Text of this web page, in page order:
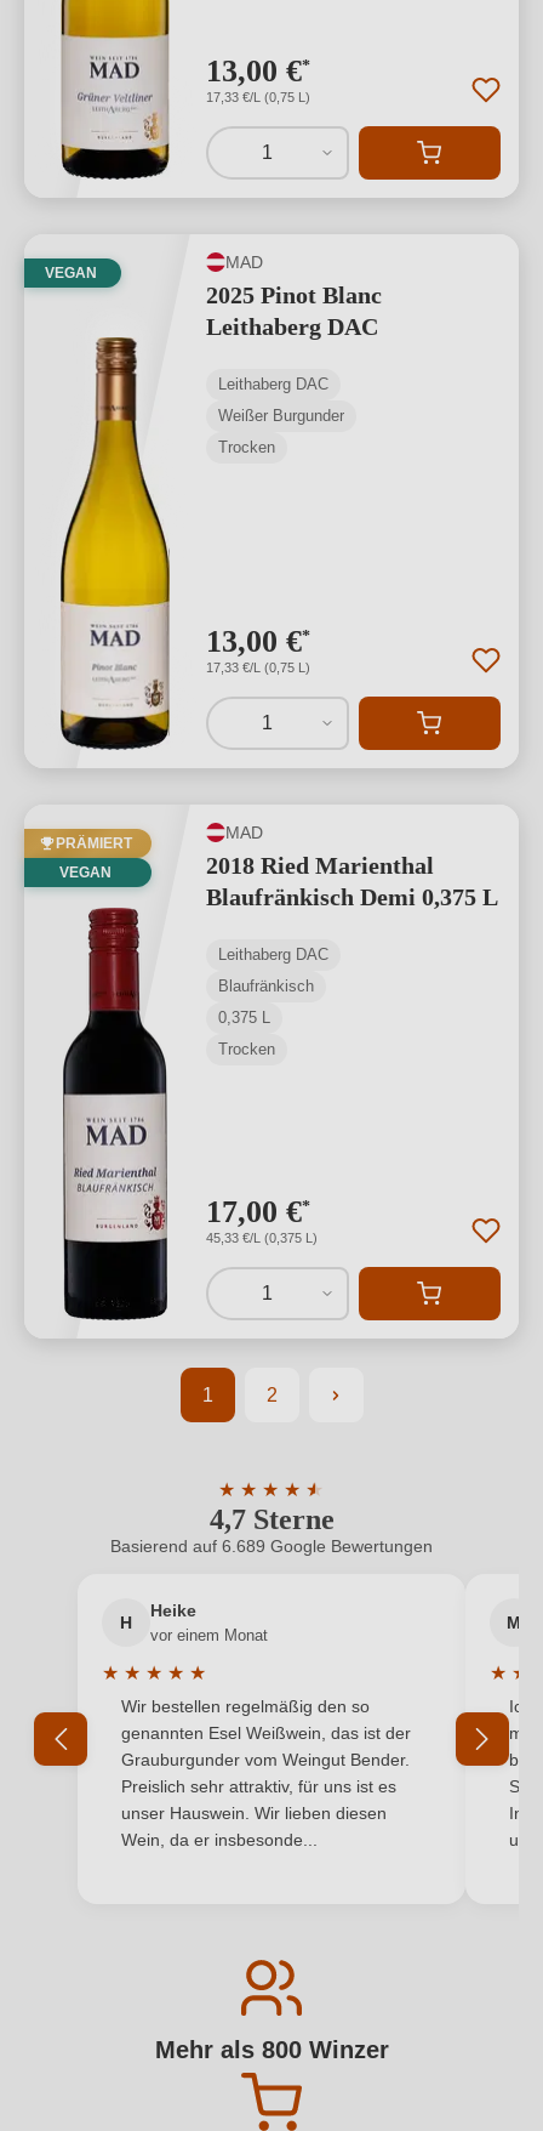
13,00 €*
17,33 €/L (0,75 L)
1
VEGAN
MAD
2025 Pinot Blanc
Leithaberg DAC
Leithaberg DAC
Weißer Burgunder
Trocken
13,00 €*
17,33 €/L (0,75 L)
1
PRÄMIERT
VEGAN
MAD
2018 Ried Marienthal
Blaufränkisch Demi 0,375 L
Leithaberg DAC
Blaufränkisch
0,375 L
Trocken
17,00 €*
45,33 €/L (0,375 L)
1
Seite
1
Seite
2
4,7 Sterne
★ ★ ★ ★ ★
★
Durchschnittliche Bewertung von 4.7
Basierend auf 6.689 Google Bewertungen
H
Heike
vor einem Monat
★ ★ ★ ★ ★
Durchschnittliche Bewertung von 5 von 5 Sternen
Wir bestellen regelmäßig den so
genannten Esel Weißwein, das ist der
Grauburgunder vom Weingut Bender.
Preislich sehr attraktiv, für uns ist es
unser Hauswein. Wir lieben diesen
Wein, da er insbesonde...
M
★ ★
Ich
mit
und
Mehr als 800 Winzer